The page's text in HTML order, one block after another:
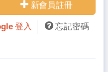
新會員註冊
登入 忘記密碼